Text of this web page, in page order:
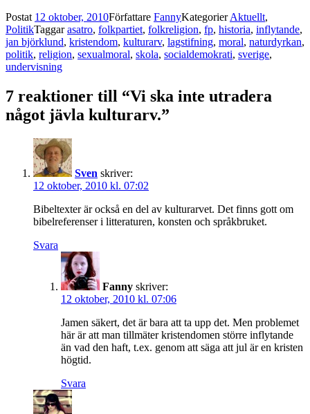
Postat 12 oktober, 2010Författare FannyKategorierAktuellt,
PolitikTaggarasatro, folkpartiet, folkreligion, fp, historia, inflytande,
jan björklund, kristendom, kulturarv, lagstifning, moral, naturdyrkan,
politik, religion, sexualmoral, skola, socialdemokrati, sverige,
undervisning
7 reaktioner till “Vi ska inte utradera
något jävla kulturarv.”
Sven skriver:
12 oktober, 2010 kl. 07:02
Bibeltexter är också en del av kulturarvet. Det finns gott om
bibelreferenser i litteraturen, konsten och språkbruket.
Svara
Fanny skriver:
12 oktober, 2010 kl. 07:06
Jamen säkert, det är bara att ta upp det. Men problemet
här är att man tillmäter kristendomen större inflytande
än vad den haft, t.ex. genom att säga att jul är en kristen
högtid.
Svara